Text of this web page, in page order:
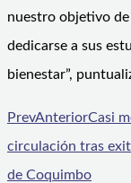
nuestro objetivo
dedicarse a sus
bienestar”,
PrevAnteriorCasi
circulación tras
de Coquimbo